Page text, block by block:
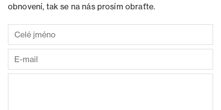
obnovení, tak se na nás prosím obraťte.